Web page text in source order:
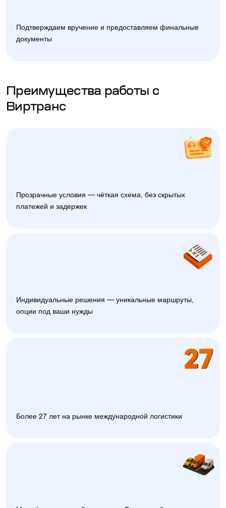
Подтверждаем вручение и предоставляем финальные
документы
Преимущества работы с
Виртранс
Прозрачные условия — чёткая схема, без скрытых
платежей и задержек
Индивидуальные решения — уникальные маршруты,
опции под ваши нужды
Более 27 лет на рынке международной логистики